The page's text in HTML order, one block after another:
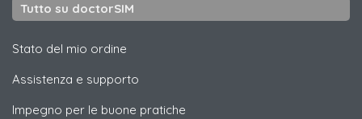
Tutto su doctorSIM
Stato del mio ordine
Assistenza e supporto
Impegno per le buone pratiche